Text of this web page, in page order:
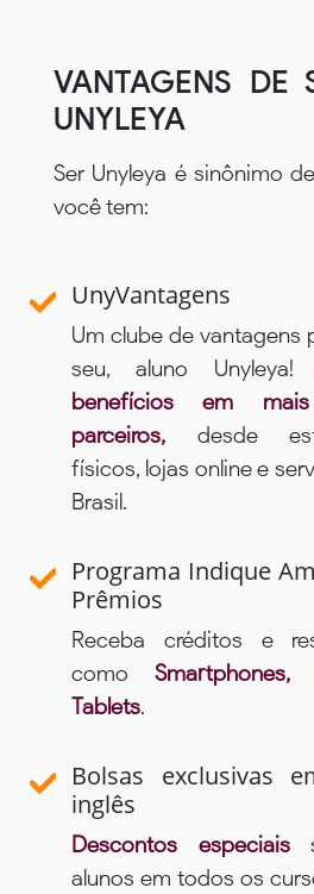
VANTAGENS DE
UNYLEYA
Ser Unyleya é sinônimo
você tem:
UnyVantagens
Um clube de vantagens
seu, aluno Unyleya!
benefícios em
parceiros, desde
físicos, lojas online e
Brasil.
Programa Indique
Prêmios
Receba créditos e
como
Tablets.
Bolsas exclusivas
inglês
Descontos especiais
alunos em todos os